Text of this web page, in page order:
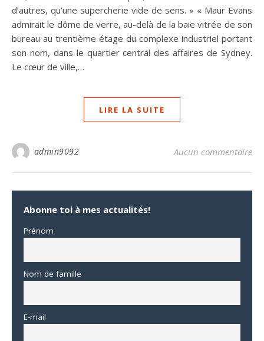
d’autres, qu’une supercherie vide de sens. » « Maur Evans
admirait le dôme de verre, au-delà de la baie vitrée de son
bureau au trentième étage du complexe industriel portant
son nom, dans le quartier central des affaires de Sydney.
Le cœur de ville,…
LIRE LA SUITE
admin9092 Aucun commentaire
Abonne toi à mes actualités!
Prénom
Nom de famille
E-mail